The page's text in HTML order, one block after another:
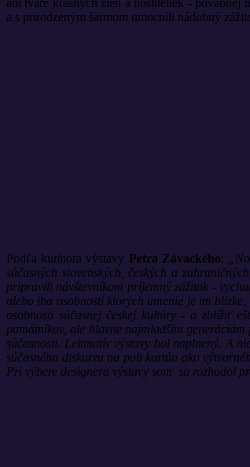
a s prirodzeným šarmom umocnili nádobný
Podľa kurátora výstavy Petra Závackého:
súčasných slovenských, českých a
pripravili návštevníkom príjemný zážitok -
alebo iba osobností ktorých umenie je im
osobnosti súčasnej českej kultúry - a zblížiť
pamätníkov, ale hlavne najmladším
súčasnosti. Leitmotív výstavy bol naplnený. A
súčasného diskurzu na poli kartún ako
Pri výbere designera výstavy som sa rozhodol